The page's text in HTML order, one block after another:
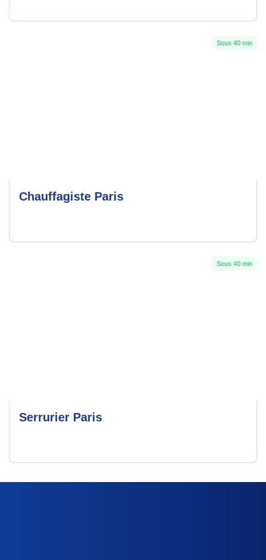
Sous 40 min
Chauffagiste Paris
Sous 40 min
Serrurier Paris